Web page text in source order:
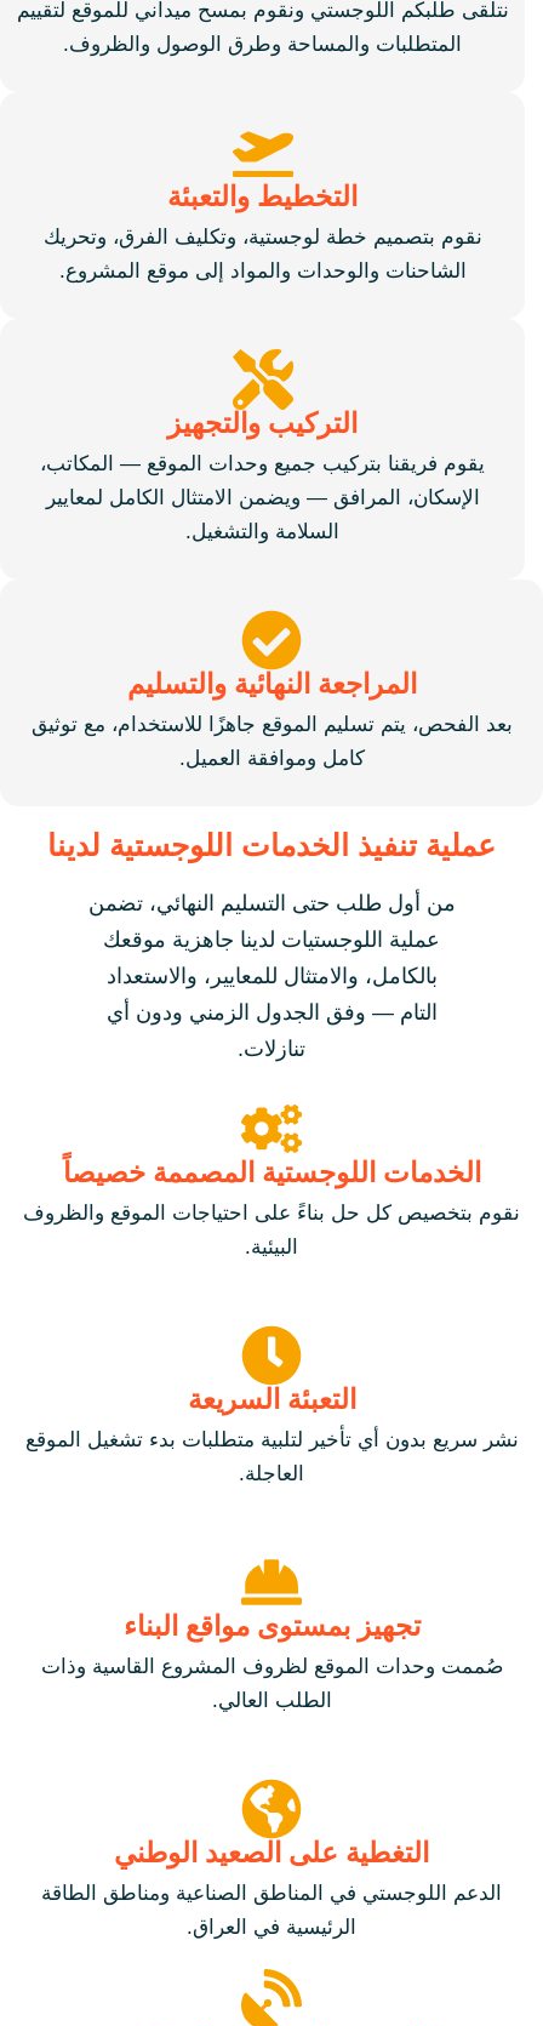
نتلقى طلبكم اللوجستي ونقوم بمسح ميداني للموقع لتقييم
المتطلبات والمساحة وطرق الوصول والظروف.
التخطيط والتعبئة
نقوم بتصميم خطة لوجستية، وتكليف الفرق، وتحريك
الشاحنات والوحدات والمواد إلى موقع المشروع.
التركيب والتجهيز
يقوم فريقنا بتركيب جميع وحدات الموقع — المكاتب،
الإسكان، المرافق — ويضمن الامتثال الكامل لمعايير
السلامة والتشغيل.
المراجعة النهائية والتسليم
بعد الفحص، يتم تسليم الموقع جاهزًا للاستخدام، مع توثيق
كامل وموافقة العميل.
عملية تنفيذ الخدمات اللوجستية لدينا
من أول طلب حتى التسليم النهائي، تضمن
عملية اللوجستيات لدينا جاهزية موقعك
بالكامل، والامتثال للمعايير، والاستعداد
التام — وفق الجدول الزمني ودون أي
تنازلات.
الخدمات اللوجستية المصممة خصيصاً
نقوم بتخصيص كل حل بناءً على احتياجات الموقع والظروف
البيئية.
التعبئة السريعة
نشر سريع بدون أي تأخير لتلبية متطلبات بدء تشغيل الموقع
العاجلة.
تجهيز بمستوى مواقع البناء
صُممت وحدات الموقع لظروف المشروع القاسية وذات
الطلب العالي.
التغطية على الصعيد الوطني
الدعم اللوجستي في المناطق الصناعية ومناطق الطاقة
الرئيسية في العراق.